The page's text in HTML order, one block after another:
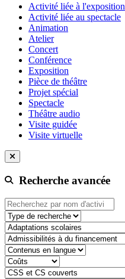
Activité liée à l'exposition
Activité liée au spectacle
Animation
Atelier
Concert
Conférence
Exposition
Pièce de théâtre
Projet spécial
Spectacle
Théâtre audio
Visite guidée
Visite virtuelle
Recherche avancée
Type de recherche
adaptation-scolaire
admissibilite-a-du-financement
contenu-en-langue
cout
css-et-cs-couvert